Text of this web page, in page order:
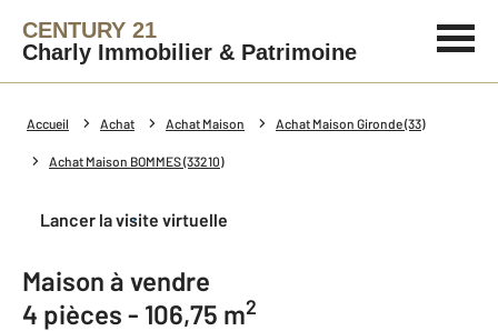
CENTURY 21
Charly Immobilier & Patrimoine
Accueil Achat Achat Maison Achat Maison Gironde (33)
Achat Maison BOMMES (33210)
Lancer la visite virtuelle
Maison à vendre
4 pièces - 106,75 m2